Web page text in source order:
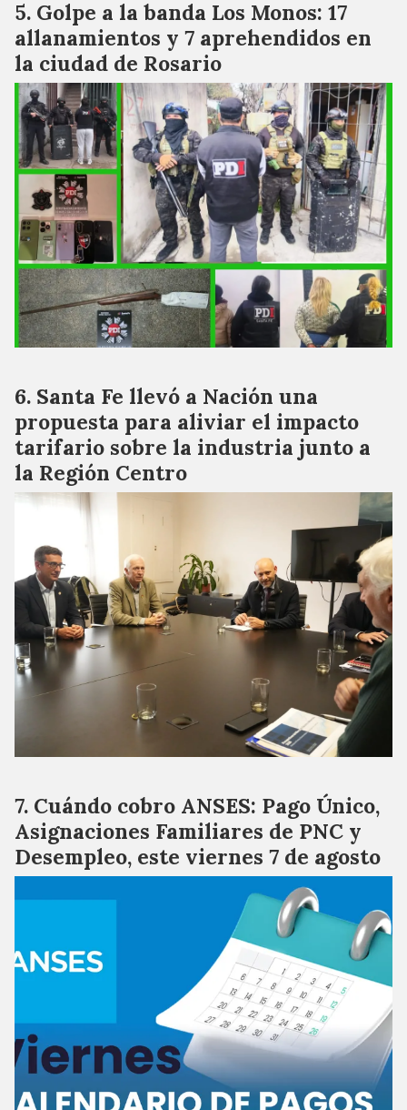
Golpe a la banda Los Monos: 17
allanamientos y 7 aprehendidos en
la ciudad de Rosario
Santa Fe llevó a Nación una
propuesta para aliviar el impacto
tarifario sobre la industria junto a
la Región Centro
Cuándo cobro ANSES: Pago Único,
Asignaciones Familiares de PNC y
Desempleo, este viernes 7 de agosto